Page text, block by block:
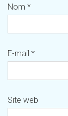
Nom *
E-mail *
Site web